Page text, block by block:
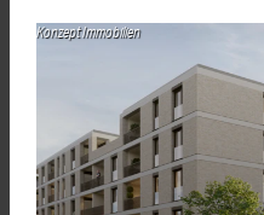
Konzept Immobilien